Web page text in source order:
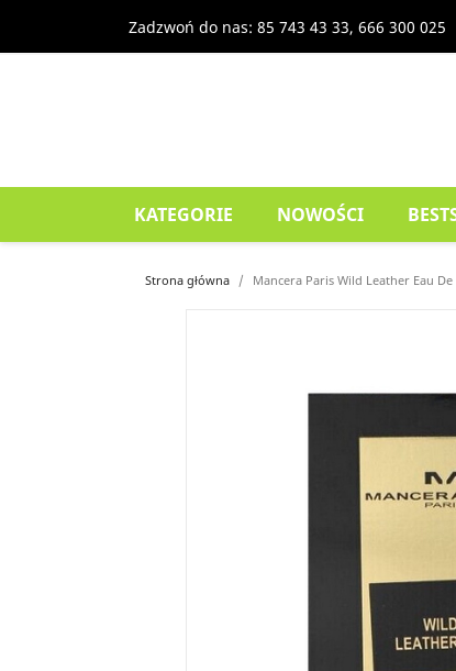
Zadzwoń do nas: 85 743 43 33, 666 300 025
KATEGORIE NOWOŚCI
Strona główna Mancera Paris Wild Leather Eau